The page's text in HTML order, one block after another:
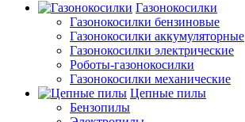
Газонокосилки
Газонокосилки бензиновые
Газонокосилки аккумуляторные
Газонокосилки электрические
Роботы-газонокосилки
Газонокосилки механические
Цепные пилы
Бензопилы